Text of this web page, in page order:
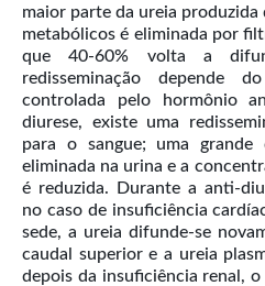
maior parte da ureia produzida
metabólicos é eliminada por
que 40-60% volta a
redisseminação
controlada pelo hormônio
diurese, existe uma
para o sangue; uma
eliminada na urina e a
é reduzida. Durante a anti-
no caso de insuficiência
sede, a ureia difunde-se
caudal superior e a ureia
depois da insuficiência renal,